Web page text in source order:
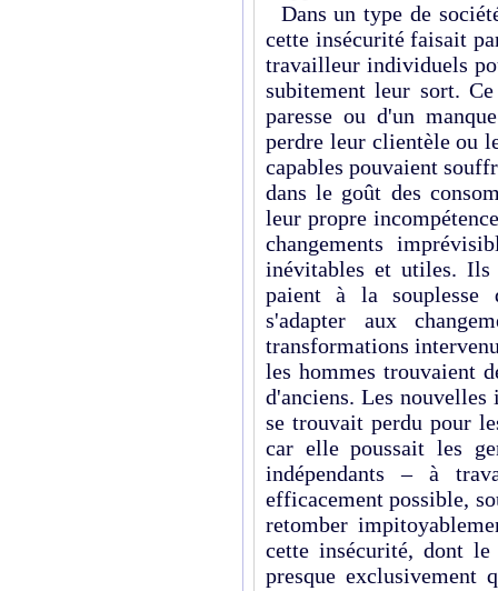
Dans un type de
cette insécurité faisait
travailleur individuels
subitement leur sort.
paresse ou d'un
perdre leur clientèle ou
capables pouvaient
dans le goût des
leur propre
changements
inévitables et utiles.
paient à la souplesse
s'adapter aux
transformations
les hommes trouvaient
d'anciens. Les
se trouvait perdu pour
car elle poussait les
indépen­dants – à
efficacement possible,
retomber
cette insécurité, dont
presque exclusive­ment